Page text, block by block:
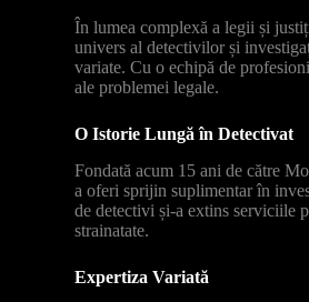
În lumea complexă a legii și
univers al detectivilor și
variate. Cu o echipă de
ale problemei legale.
O Istorie Lungă în Detectivat
Fondată acum 15 ani de către
a oferi sprijin suplimentar în
de detectivi și-a extins serviciile
strainatate.
Expertiza Variată